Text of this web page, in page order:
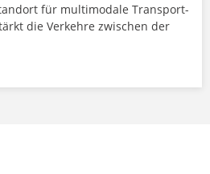
für multimodale Transport-
die Verkehre zwischen der